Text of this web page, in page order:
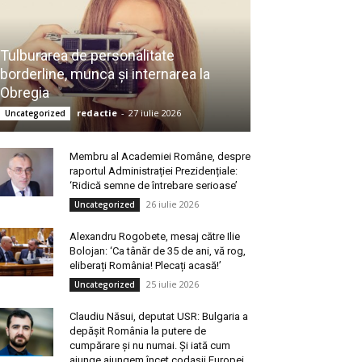
Tulburarea de personalitate
borderline, munca și internarea la
Obregia
Uncategorized redactie - 27 iulie 2026
Membru al Academiei Române, despre
raportul Administrației Prezidențiale:
‘Ridică semne de întrebare serioase’
Uncategorized 26 iulie 2026
Alexandru Rogobete, mesaj către Ilie
Bolojan: ‘Ca tânăr de 35 de ani, vă rog,
eliberați România! Plecați acasă!’
Uncategorized 25 iulie 2026
Claudiu Năsui, deputat USR: Bulgaria a
depășit România la putere de
cumpărare și nu numai. Și iată cum